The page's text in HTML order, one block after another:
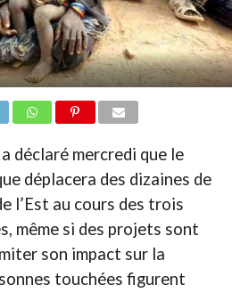
déclaré mercredi que le
déplacera des dizaines de
l’Est au cours des trois
même si des projets sont
son impact sur la
touchées figurent